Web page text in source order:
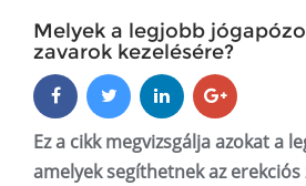
Melyek a legjobb
zavarok kezelésére?
Ez a cikk megvizsgálja azokat a
amelyek segíthetnek az erekciós